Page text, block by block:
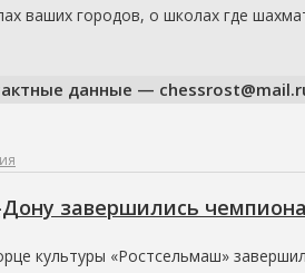
ваших городов, о школах где
данные — chessrost@mail.ru,
завершились
культуры «Ростсельмаш»